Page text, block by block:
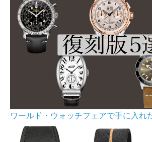
ワールド・ウォッチフェアで手に入れ